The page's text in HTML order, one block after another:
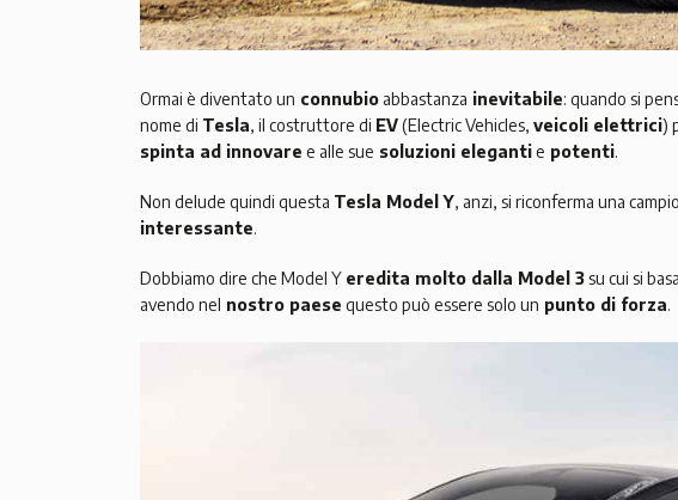
Ormai è diventato un connubio abbastanza inevitabile: quando si
nome di Tesla, il costruttore di EV(Electric Vehicles, veicoli elettrici)
spinta ad innovare e alle sue soluzioni elegantie potenti.
Non delude quindi questa Tesla Model Y, anzi, si riconferma una
interessante.
Dobbiamo dire che Model Y eredita molto dalla Model 3su cui si
avendo nel nostro paese questo può essere solo un punto di forza.